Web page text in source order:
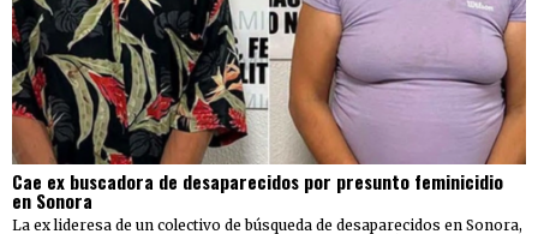
Cae ex buscadora de desaparecidos por presunto feminicidio
en Sonora
La ex lideresa de un colectivo de búsqueda de desaparecidos en Sonora,